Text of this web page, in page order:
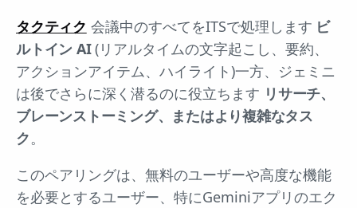
タクティク 会議中のすべてをITSで処理します ビ
ルトイン AI(リアルタイムの文字起こし、要約、
アクションアイテム、ハイライト)一方、ジェミニ
は後でさらに深く潜るのに役立ちます リサーチ、
ブレーンストーミング、またはより複雑なタス
ク。
このペアリングは、無料のユーザーや高度な機能
を必要とするユーザー、特にGeminiアプリのエク